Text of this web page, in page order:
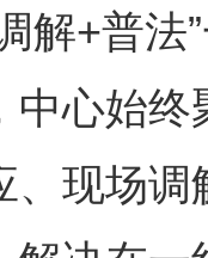
解+普
中心始
、现场